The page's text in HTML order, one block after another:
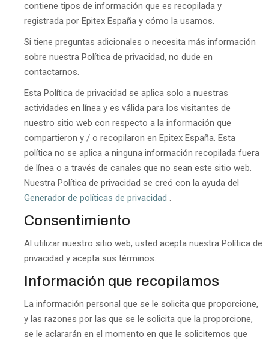
contiene tipos de información que es recopilada y
registrada por Epitex España y cómo la usamos.
Si tiene preguntas adicionales o necesita más información
sobre nuestra Política de privacidad, no dude en
contactarnos.
Esta Política de privacidad se aplica solo a nuestras
actividades en línea y es válida para los visitantes de
nuestro sitio web con respecto a la información que
compartieron y / o recopilaron en Epitex España. Esta
política no se aplica a ninguna información recopilada fuera
de línea o a través de canales que no sean este sitio web.
Nuestra Política de privacidad se creó con la ayuda del
Generador de políticas de privacidad .
Consentimiento
Al utilizar nuestro sitio web, usted acepta nuestra Política de
privacidad y acepta sus términos.
Información que recopilamos
La información personal que se le solicita que proporcione,
y las razones por las que se le solicita que la proporcione,
se le aclararán en el momento en que le solicitemos que